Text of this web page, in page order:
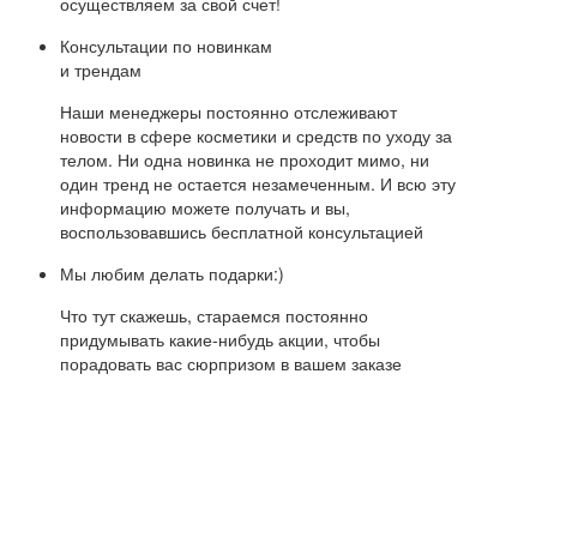
Консультации по новинкам
и трендам
Наши менеджеры постоянно отслеживают
новости в сфере косметики и средств по уходу за
телом. Ни одна новинка не проходит мимо, ни
один тренд не остается незамеченным. И всю эту
информацию можете получать и вы,
воспользовавшись бесплатной консультацией
Мы любим делать подарки:)
Что тут скажешь, стараемся постоянно
придумывать какие-нибудь акции, чтобы
порадовать вас сюрпризом в вашем заказе